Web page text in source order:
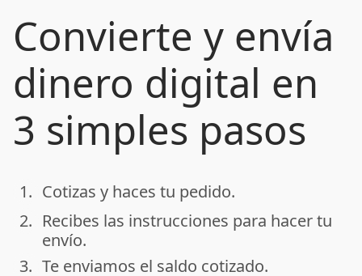
Convierte y envía
dinero digital en
3 simples pasos
done
1. Cotizas y haces tu pedido.
done
2. Recibes las instrucciones para hacer tu
envío.
done
3. Te enviamos el saldo cotizado.